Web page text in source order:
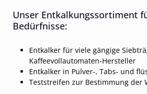
Unser Entkalkungssortiment
Bedürfnisse:
Entkalker für viele gängige
Kaffeevollautomaten-Hersteller
Entkalker in Pulver-, Tabs- und
Teststreifen zur Bestimmung der